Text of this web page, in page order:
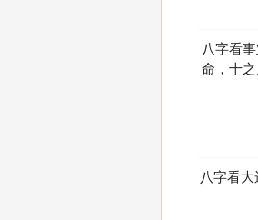
八字看
命，十
八字看